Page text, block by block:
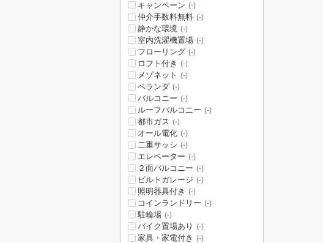
キャンペーン (-)
仲介手数料無料 (-)
静かな環境 (-)
室内洗濯機置場 (-)
フローリング (-)
ロフト付き (-)
メゾネット (-)
ベランダ (-)
バルコニー (-)
ルーフバルコニー (-)
都市ガス (-)
オール電化 (-)
二重サッシ (-)
エレベーター (-)
２面バルコニー (-)
ビルトガレージ (-)
照明器具付き (-)
コインランドリー (-)
駐輪場 (-)
バイク置場あり (-)
家具・家電付き (-)